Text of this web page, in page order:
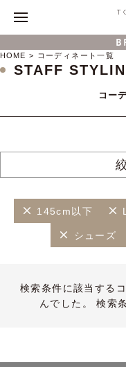
HOME コーディネート一覧
STAFF
コー
145cm以下
シューズ
検索条件に該当する
んでした。 検索